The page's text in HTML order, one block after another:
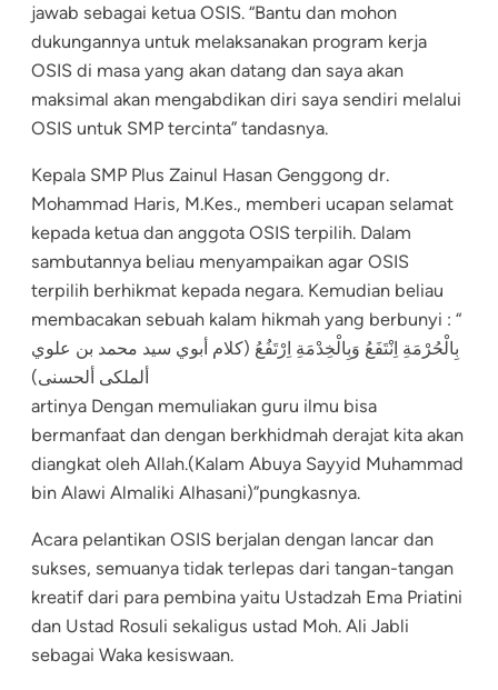
jawab sebagai ketua OSIS. “Bantu dan mohon
dukungannya untuk melaksanakan program kerja
OSIS di masa yang akan datang dan saya akan
maksimal akan mengabdikan diri saya sendiri melalui
OSIS untuk SMP tercinta” tandasnya.
Kepala SMP Plus Zainul Hasan Genggong dr.
Mohammad Haris, M.Kes., memberi ucapan selamat
kepada ketua dan anggota OSIS terpilih. Dalam
sambutannya beliau menyampaikan agar OSIS
terpilih berhikmat kepada negara. Kemudian beliau
membacakan sebuah kalam hikmah yang berbunyi : “
بِالْحُرْمَةِ اِنْتَفَعُ وَبِالْخِدْمَةِ اِرْتَفُعُ (كلام أبوي سيد محمد بن علوي
ألملكى ألحسنى)
artinya Dengan memuliakan guru ilmu bisa
bermanfaat dan dengan berkhidmah derajat kita akan
diangkat oleh Allah.(Kalam Abuya Sayyid Muhammad
bin Alawi Almaliki Alhasani)”pungkasnya.
Acara pelantikan OSIS berjalan dengan lancar dan
sukses, semuanya tidak terlepas dari tangan-tangan
kreatif dari para pembina yaitu Ustadzah Ema Priatini
dan Ustad Rosuli sekaligus ustad Moh. Ali Jabli
sebagai Waka kesiswaan.